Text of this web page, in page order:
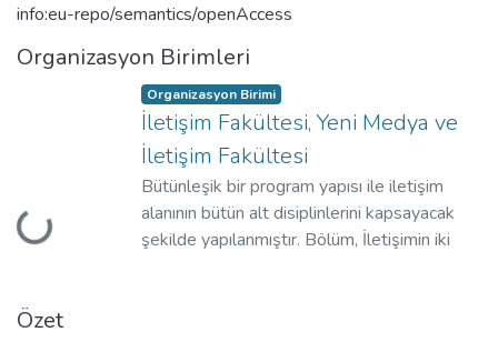
info:eu-repo/semantics/openAccess
Organizasyon Birimleri
Yükleniyor...
Organizasyon Birimi
İletişim Fakültesi, Yeni Medya ve
İletişim Fakültesi
Bütünleşik bir program yapısı ile iletişim
alanının bütün alt disiplinlerini kapsayacak
şekilde yapılanmıştır. Bölüm, İletişimin iki
Özet